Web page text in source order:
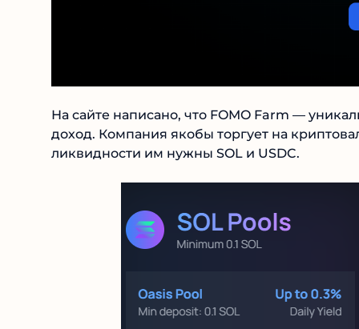
На сайте написано, что FOMO Farm —
доход. Компания якобы торгует на
ликвидности им нужны SOL и USDC.